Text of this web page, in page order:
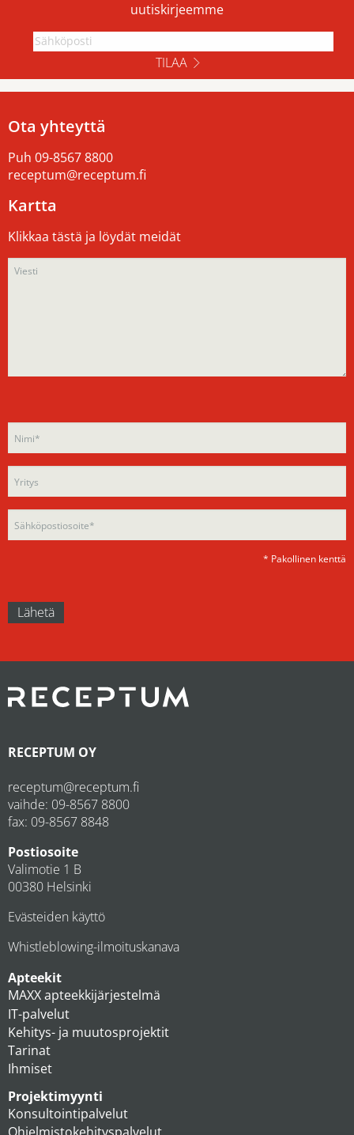
uutiskirjeemme
TILAA
Ota yhteyttä
Puh 09-8567 8800
receptum@receptum.fi
Kartta
Klikkaa tästä ja löydät meidät
leave
this
empty.
leave
this
field
empty.
* Pakollinen kenttä
RECEPTUM OY
receptum@receptum.fi
vaihde: 09-8567 8800
fax: 09-8567 8848
Postiosoite
Valimotie 1 B
00380 Helsinki
Evästeiden käyttö
Whistleblowing-ilmoituskanava
Apteekit
MAXX apteekkijärjestelmä
IT-palvelut
Kehitys- ja muutosprojektit
Tarinat
Ihmiset
Projektimyynti
Konsultointipalvelut